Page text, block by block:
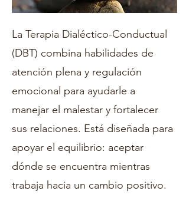
La Terapia Dialéctico-Conductual
(DBT) combina habilidades de
atención plena y regulación
emocional para ayudarle a
manejar el malestar y fortalecer
sus relaciones. Está diseñada para
apoyar el equilibrio: aceptar
dónde se encuentra mientras
trabaja hacia un cambio positivo.